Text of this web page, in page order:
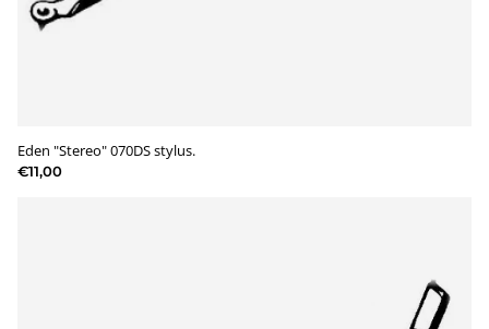
Eden "Stereo" 070DS stylus.
€11,00